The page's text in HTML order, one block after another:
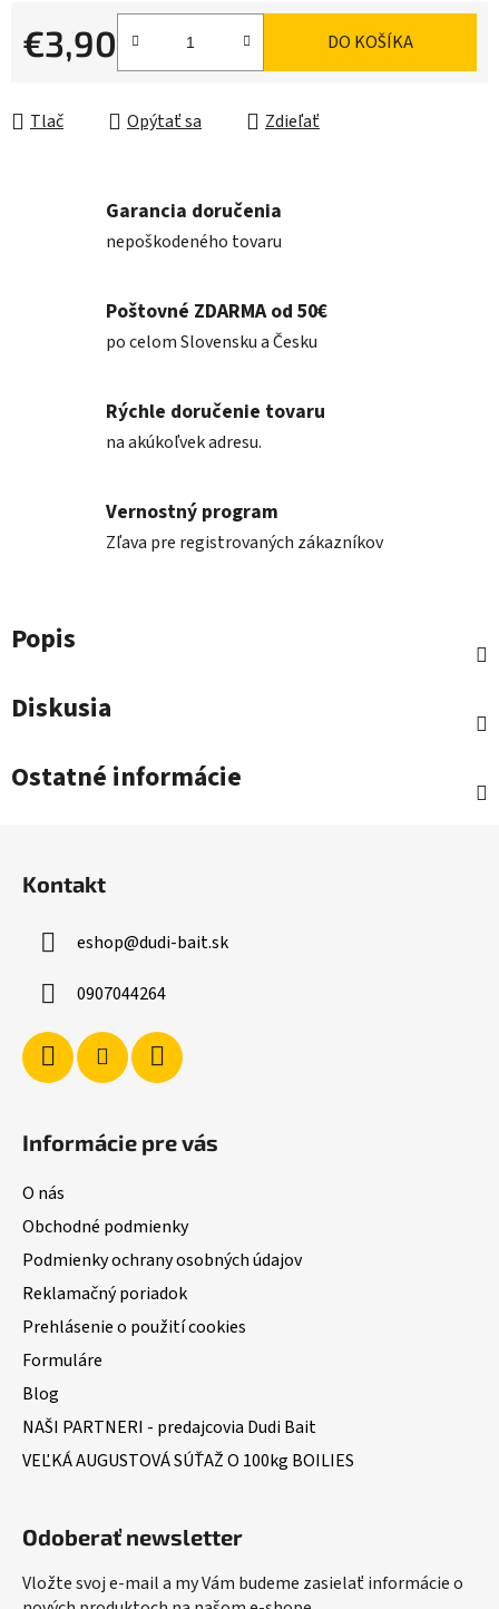
€3,90
Jednotková cena:
DO KOŠÍKA
Tlač Opýtať sa Zdieľať
Garancia doručenia
nepoškodeného tovaru
Poštovné ZDARMA od 50€
po celom Slovensku a Česku
Rýchle doručenie tovaru
na akúkoľvek adresu.
Vernostný program
Zľava pre registrovaných zákazníkov
Popis
Diskusia
Ostatné informácie
Kontakt
eshop@dudi-bait.sk
0907044264
Informácie pre vás
O nás
Obchodné podmienky
Podmienky ochrany osobných údajov
Reklamačný poriadok
Prehlásenie o použití cookies
Formuláre
Blog
NAŠI PARTNERI - predajcovia Dudi Bait
VEĽKÁ AUGUSTOVÁ SÚŤAŽ O 100kg BOILIES
Odoberať newsletter
Vložte svoj e-mail a my Vám budeme zasielať informácie o